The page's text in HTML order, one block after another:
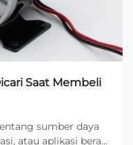
Saat Membeli
sumber daya
atau aplikasi berat,